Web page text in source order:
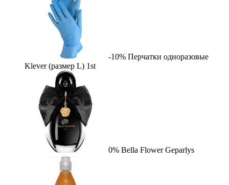
-10% Перчатки одноразовые
Klever (размер L) 1st
0% Bella Flower Geparlys